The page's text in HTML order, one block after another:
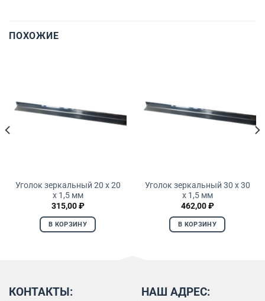
ПОХОЖИЕ
Уголок зеркальный 20 x 20
x 1,5 мм
315,00₽
В КОРЗИНУ
Уголок зеркальный 30 x 30
x 1,5 мм
462,00₽
В КОРЗИНУ
КОНТАКТЫ: НАШ АДРЕС: